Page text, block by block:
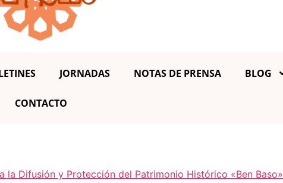
JORNADAS NOTAS DE PRENSA BLOG
CONTACTO
Difusión y Protección del Patrimonio Histórico «Ben Baso»